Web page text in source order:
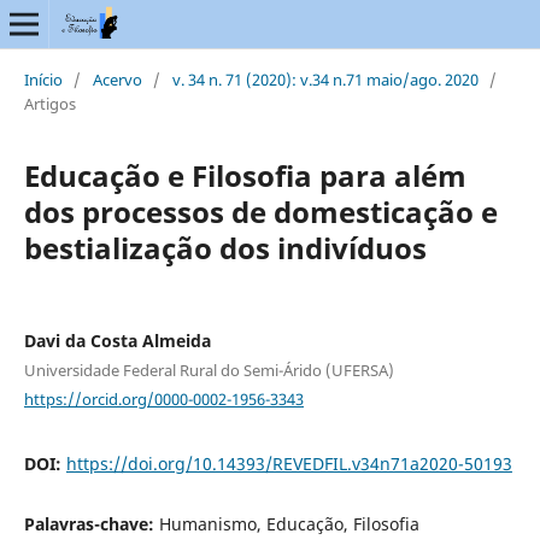
Início / Acervo / v. 34 n. 71 (2020): v.34 n.71 maio/ago. 2020 /
Artigos
Educação e Filosofia para além
dos processos de domesticação e
bestialização dos indivíduos
Davi da Costa Almeida
Universidade Federal Rural do Semi-Árido (UFERSA)
https://orcid.org/0000-0002-1956-3343
DOI: https://doi.org/10.14393/REVEDFIL.v34n71a2020-50193
Palavras-chave: Humanismo, Educação, Filosofia